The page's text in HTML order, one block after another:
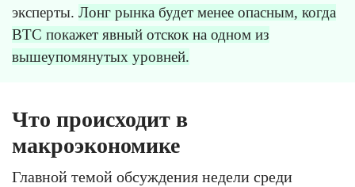
эксперты. Лонг рынка будет менее опасным, когда
BTC покажет явный отскок на одном из
вышеупомянутых уровней.
Что происходит в
макроэкономике
Главной темой обсуждения недели среди